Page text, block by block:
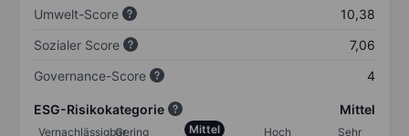
Umwelt-Score
10,38
Sozialer Score
7,06
Governance-Score
4
ESG-Risikokategorie Mittel
VernachlässigbarGering Mittel Hoch
Sehr